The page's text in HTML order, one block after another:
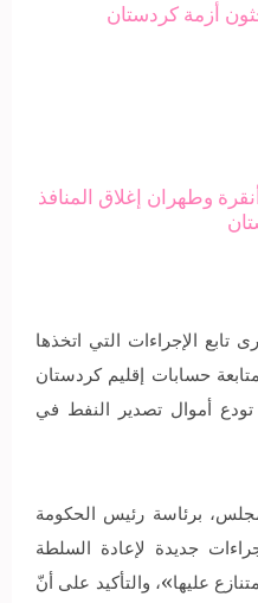
وطهران إغلاق المنافذ
تابع الإجراءات التي اتخذها
حسابات إقليم كردستان
أموال تصدير النفط في
برئاسة رئيس الحكومة
جديدة لإعادة السلطة
عليها»، والتأكيد على أنّ